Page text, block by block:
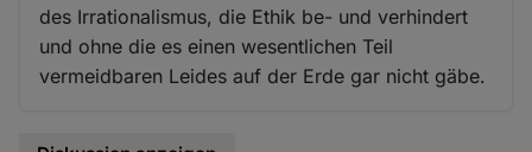
des Irrationalismus, die Ethik be- und verhindert
und ohne die es einen wesentlichen Teil
vermeidbaren Leides auf der Erde gar nicht gäbe.